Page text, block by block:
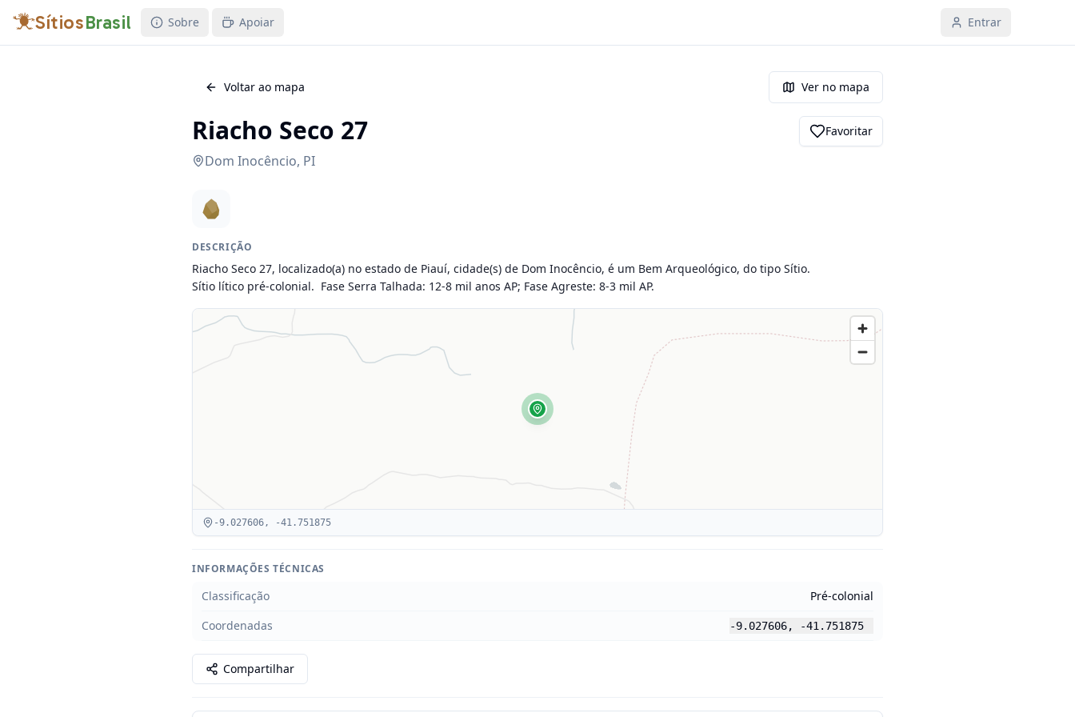
SítiosBrasil Sobre Apoiar Entrar
Voltar ao mapa Ver no mapa
Riacho Seco 27
Dom Inocêncio, PI
Favoritar
DESCRIÇÃO
Riacho Seco 27, localizado(a) no estado de Piauí, cidade(s) de Dom Inocêncio, é um Bem Arqueológico, do tipo Sítio.
Sítio lítico pré-colonial.  Fase Serra Talhada: 12-8 mil anos AP; Fase Agreste: 8-3 mil AP.
-9.027606, -41.751875
INFORMAÇÕES TÉCNICAS
Classificação
Pré-colonial
Coordenadas
-9.027606, -41.751875
Compartilhar